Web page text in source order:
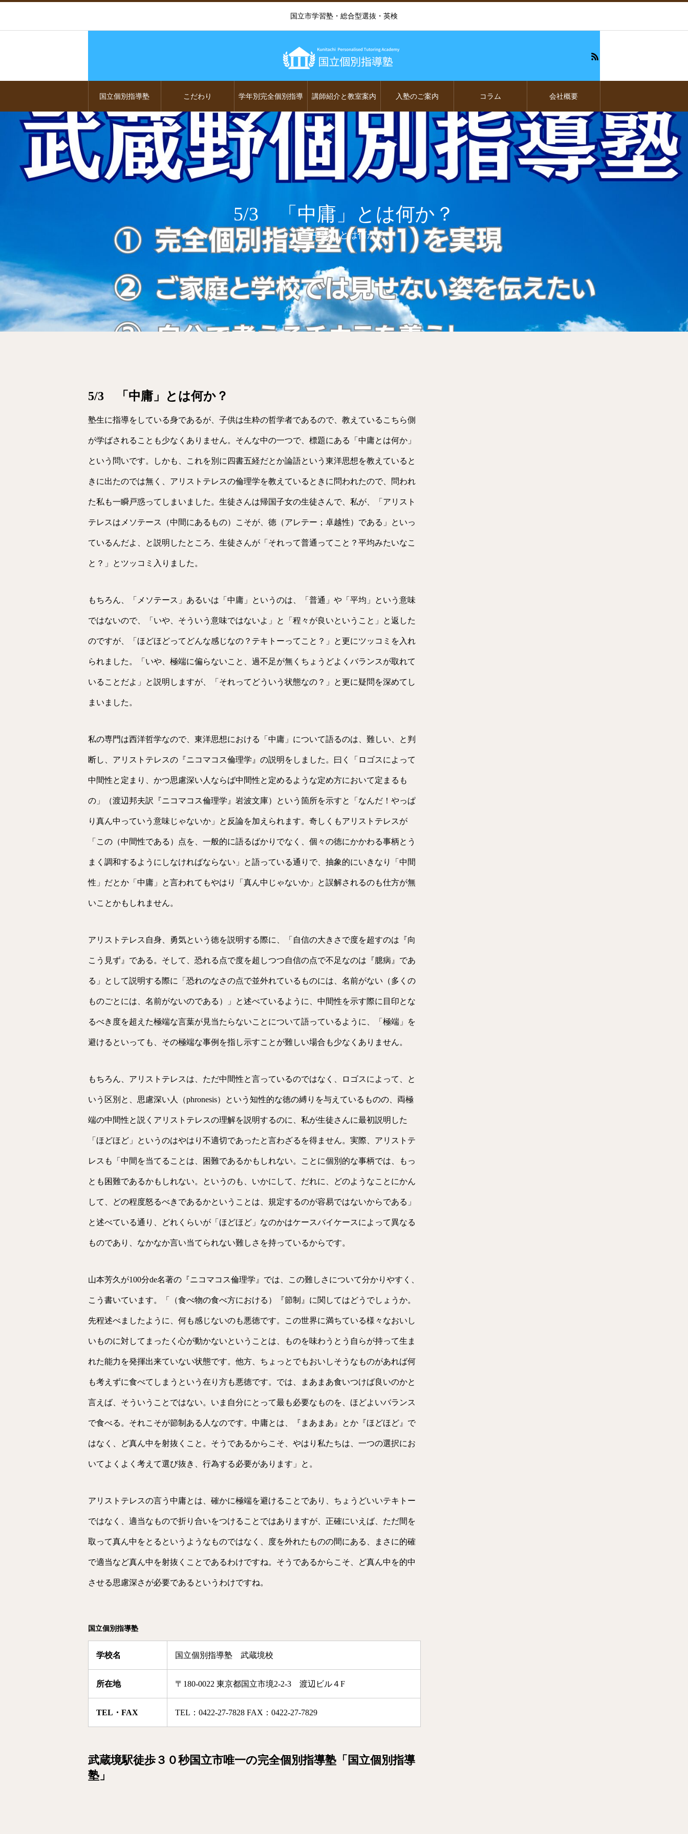
国立市学習塾・総合型選抜・英検
国立個別指導塾 こだわり 学年別完全個別指導 講師紹介と教室案内 入塾のご案内 コラム 会社概要
5/3 「中庸」とは何か？
「中庸」とは何か？
5/3 「中庸」とは何か？
塾生に指導をしている身であるが、子供は生粋の哲学者であるので、教えているこちら側
が学ばされることも少なくありません。そんな中の一つで、標題にある「中庸とは何か」
という問いです。しかも、これを別に四書五経だとか論語という東洋思想を教えていると
きに出たのでは無く、アリストテレスの倫理学を教えているときに問われたので、問われ
た私も一瞬戸惑ってしまいました。生徒さんは帰国子女の生徒さんで、私が、「アリスト
テレスはメソテース（中間にあるもの）こそが、徳（アレテー；卓越性）である」といっ
ているんだよ、と説明したところ、生徒さんが「それって普通ってこと？平均みたいなこ
と？」とツッコミ入りました。
もちろん、「メソテース」あるいは「中庸」というのは、「普通」や「平均」という意味
ではないので、「いや、そういう意味ではないよ」と「程々が良いということ」と返した
のですが、「ほどほどってどんな感じなの？テキトーってこと？」と更にツッコミを入れ
られました。「いや、極端に偏らないこと、過不足が無くちょうどよくバランスが取れて
いることだよ」と説明しますが、「それってどういう状態なの？」と更に疑問を深めてし
まいました。
私の専門は西洋哲学なので、東洋思想における「中庸」について語るのは、難しい、と判
断し、アリストテレスの『ニコマコス倫理学』の説明をしました。曰く「ロゴスによって
中間性と定まり、かつ思慮深い人ならば中間性と定めるような定め方において定まるも
の」（渡辺邦夫訳『ニコマコス倫理学』岩波文庫）という箇所を示すと「なんだ！やっぱ
り真ん中っていう意味じゃないか」と反論を加えられます。奇しくもアリストテレスが
「この（中間性である）点を、一般的に語るばかりでなく、個々の徳にかかわる事柄とう
まく調和するようにしなければならない」と語っている通りで、抽象的にいきなり「中間
性」だとか「中庸」と言われてもやはり「真ん中じゃないか」と誤解されるのも仕方が無
いことかもしれません。
アリストテレス自身、勇気という徳を説明する際に、「自信の大きさで度を超すのは『向
こう見ず』である。そして、恐れる点で度を超しつつ自信の点で不足なのは『臆病』であ
る」として説明する際に「恐れのなさの点で並外れているものには、名前がない（多くの
ものごとには、名前がないのである）」と述べているように、中間性を示す際に目印とな
るべき度を超えた極端な言葉が見当たらないことについて語っているように、「極端」を
避けるといっても、その極端な事例を指し示すことが難しい場合も少なくありません。
もちろん、アリストテレスは、ただ中間性と言っているのではなく、ロゴスによって、と
いう区別と、思慮深い人（phronesis）という知性的な徳の縛りを与えているものの、両極
端の中間性と説くアリストテレスの理解を説明するのに、私が生徒さんに最初説明した
「ほどほど」というのはやはり不適切であったと言わざるを得ません。実際、アリストテ
レスも「中間を当てることは、困難であるかもしれない。ことに個別的な事柄では、もっ
とも困難であるかもしれない。というのも、いかにして、だれに、どのようなことにかん
して、どの程度怒るべきであるかということは、規定するのが容易ではないからである」
と述べている通り、どれくらいが「ほどほど」なのかはケースバイケースによって異なる
ものであり、なかなか言い当てられない難しさを持っているからです。
山本芳久が100分de名著の『ニコマコス倫理学』では、この難しさについて分かりやすく、
こう書いています。「（食べ物の食べ方における）『節制』に関してはどうでしょうか。
先程述べましたように、何も感じないのも悪徳です。この世界に満ちている様々なおいし
いものに対してまったく心が動かないということは、ものを味わうとう自らが持って生ま
れた能力を発揮出来ていない状態です。他方、ちょっとでもおいしそうなものがあれば何
も考えずに食べてしまうという在り方も悪徳です。では、まあまあ食いつけば良いのかと
言えば、そういうことではない。いま自分にとって最も必要なものを、ほどよいバランス
で食べる。それこそが節制ある人なのです。中庸とは、『まあまあ』とか『ほどほど』で
はなく、ど真ん中を射抜くこと。そうであるからこそ、やはり私たちは、一つの選択にお
いてよくよく考えて選び抜き、行為する必要があります」と。
アリストテレスの言う中庸とは、確かに極端を避けることであり、ちょうどいいテキトー
ではなく、適当なもので折り合いをつけることではありますが、正確にいえば、ただ間を
取って真ん中をとるというようなものではなく、度を外れたものの間にある、まさに的確
で適当など真ん中を射抜くことであるわけですね。そうであるからこそ、ど真ん中を的中
させる思慮深さが必要であるというわけですね。
国立個別指導塾
学校名 国立個別指導塾 武蔵境校
所在地 〒180-0022 東京都国立市境2-2-3 渡辺ビル４F
TEL・FAX TEL：0422-27-7828 FAX：0422-27-7829
武蔵境駅徒歩３０秒国立市唯一の完全個別指導塾「国立個別指導
塾」